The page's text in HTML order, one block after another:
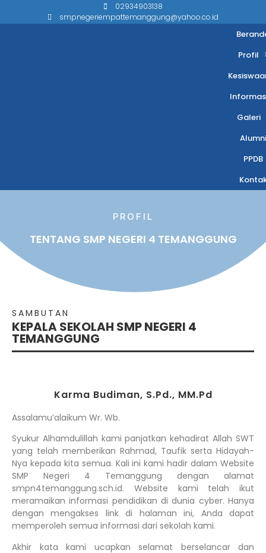
02934903138
smpnegeriempattemanggung@yahoo.co.id
Profil
Galeri
Alumni
PPDB
PROFIL
TENTANG SMP NEGERI 4 TEMANGGUNG
SAMBUTAN
KEPALA SEKOLAH SMP NEGERI 4
TEMANGGUNG
Karma Budiman, S.Pd., MM.Pd
Assalamu’alaikum Wr. Wb.
Syukur Alhamdulillah kami panjatkan kehadirat Allah SWT
yang telah memberikan Rahmad, Taufik serta Hidayah-
Nya kepada kita semua. Kali ini kami hadir dalam Website
SMP Negeri 4 Temanggung dengan alamat
smpn4temanggung.sch.id. Website kami telah ikut
meramaikan informasi pendidikan di dunia cyber. Hanya
dengan mengakses link di halaman ini, Anda dapat
memperoleh semua informasi dari sekolah kami.
Akhir kata kami ucapkan selamat berselancar dan